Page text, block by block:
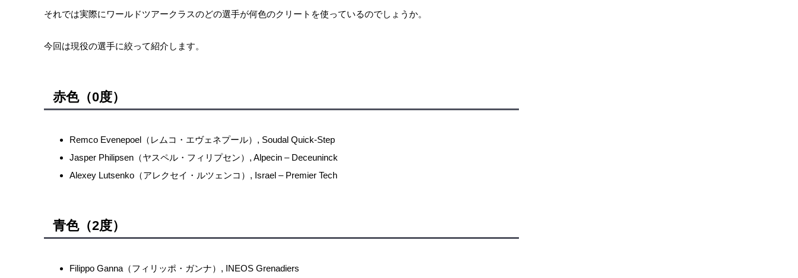
それでは実際にワールドツアークラスのどの選手が何色のクリートを使っているのでしょうか。
今回は現役の選手に絞って紹介します。
赤色（0度）
Remco Evenepoel（レムコ・エヴェネプール）, Soudal Quick-Step
Jasper Philipsen（ヤスペル・フィリプセン）, Alpecin – Deceuninck
Alexey Lutsenko（アレクセイ・ルツェンコ）, Israel – Premier Tech
青色（2度）
Filippo Ganna（フィリッポ・ガンナ）, INEOS Grenadiers